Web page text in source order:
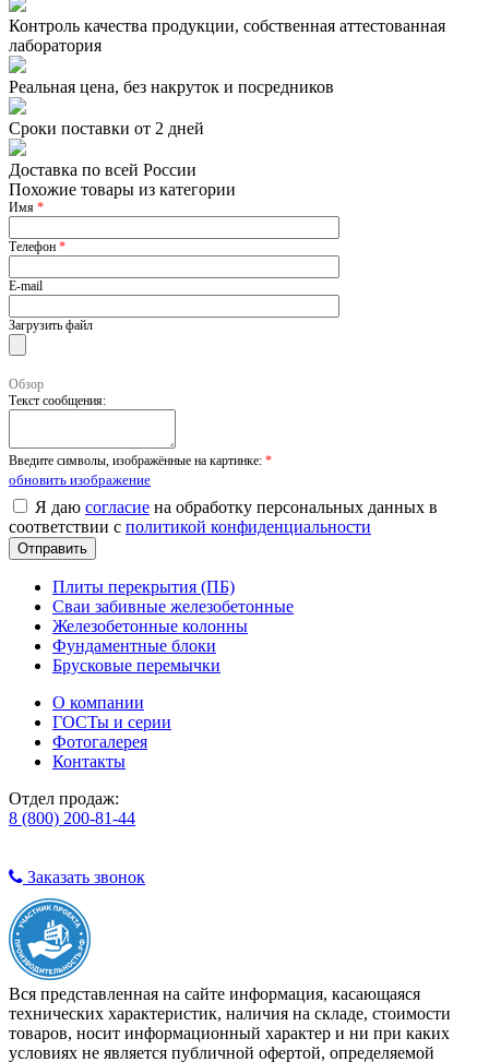
Контроль качества продукции, собственная аттестованная
лаборатория
Реальная цена, без накруток и посредников
Сроки поставки от 2 дней
Доставка по всей России
Похожие товары из категории
Имя *
Телефон *
E-mail
Загрузить файл
Обзор
Текст сообщения:
Введите символы, изображённые на картинке: *
обновить изображение
Я даю согласие на обработку персональных данных в
соответствии с политикой конфиденциальности
Плиты перекрытия (ПБ)
Сваи забивные железобетонные
Железобетонные колонны
Фундаментные блоки
Брусковые перемычки
О компании
ГОСТы и серии
Фотогалерея
Контакты
Отдел продаж:
8 (800) 200-81-44
Заказать звонок
Вся представленная на сайте информация, касающаяся
технических характеристик, наличия на складе, стоимости
товаров, носит информационный характер и ни при каких
условиях не является публичной офертой, определяемой